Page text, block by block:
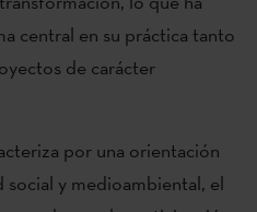
central en su práctica tanto
de carácter
por una orientación
social y medioambiental, el